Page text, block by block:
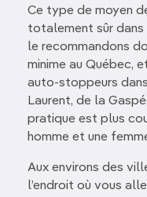
Ce type de moyen
totalement sûr dans
le recommandons
minime au Québec,
auto-stoppeurs
Laurent, de la
pratique est plus
homme et une
Aux environs des
l’endroit où vous